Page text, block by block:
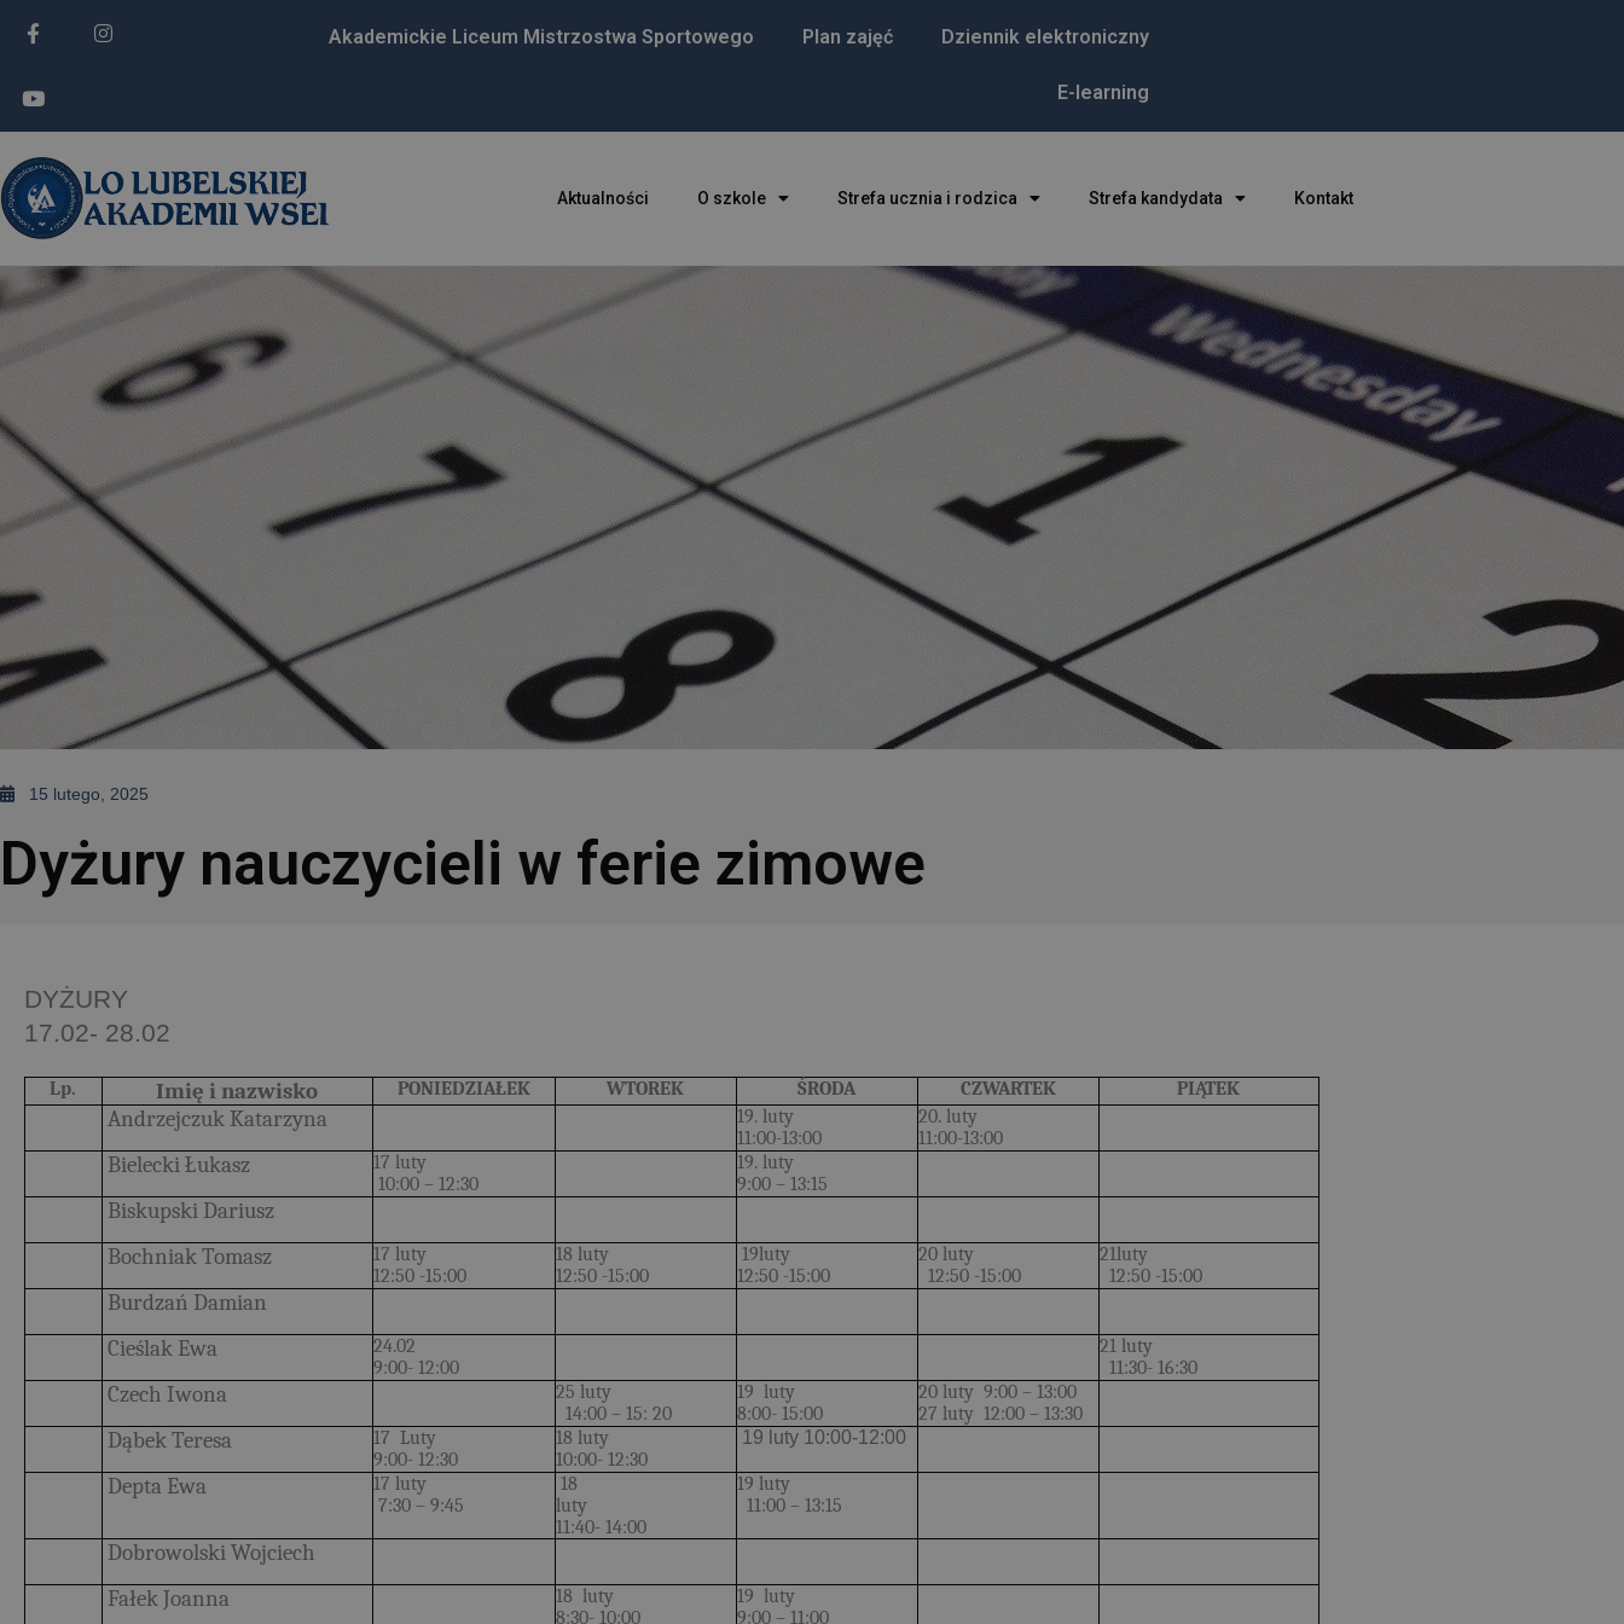
Akademickie Liceum Mistrzostwa Sportowego Plan zajęć Dziennik elektroniczny
E-learning
Aktualności O szkole Strefa ucznia i rodzica Strefa kandydata Kontakt
15 lutego, 2025
Dyżury nauczycieli w ferie zimowe
DYŻURY
17.02- 28.02
Lp. Imię i nazwisko PONIEDZIAŁEK WTOREK ŚRODA CZWARTEK PIĄTEK
Andrzejczuk Katarzyna
19. luty
11:00-13:00
20. luty
11:00-13:00
Bielecki Łukasz
17 luty
10:00 – 12:30
19. luty
9:00 – 13:15
Biskupski Dariusz
Bochniak Tomasz
17 luty
12:50 -15:00
18 luty
12:50 -15:00
19luty
12:50 -15:00
20 luty
12:50 -15:00
21luty
12:50 -15:00
Burdzań Damian
Cieślak Ewa
24.02
9:00- 12:00
21 luty
11:30- 16:30
Czech Iwona
25 luty
14:00 – 15: 20
19 luty
8:00- 15:00
20 luty 9:00 – 13:00
27 luty 12:00 – 13:30
Dąbek Teresa
17 Luty
9:00- 12:30
18 luty
10:00- 12:30
19 luty 10:00-12:00
Depta Ewa
17 luty
7:30 – 9:45
18
luty
11:40- 14:00
19 luty
11:00 – 13:15
Dobrowolski Wojciech
Fałek Joanna
18 luty
8:30- 10:00
19 luty
9:00 – 11:00